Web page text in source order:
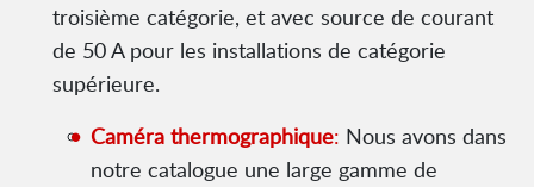
troisième catégorie, et avec source de courant
de 50 A pour les installations de catégorie
supérieure.
Caméra thermographique: Nous avons dans
notre catalogue une large gamme de